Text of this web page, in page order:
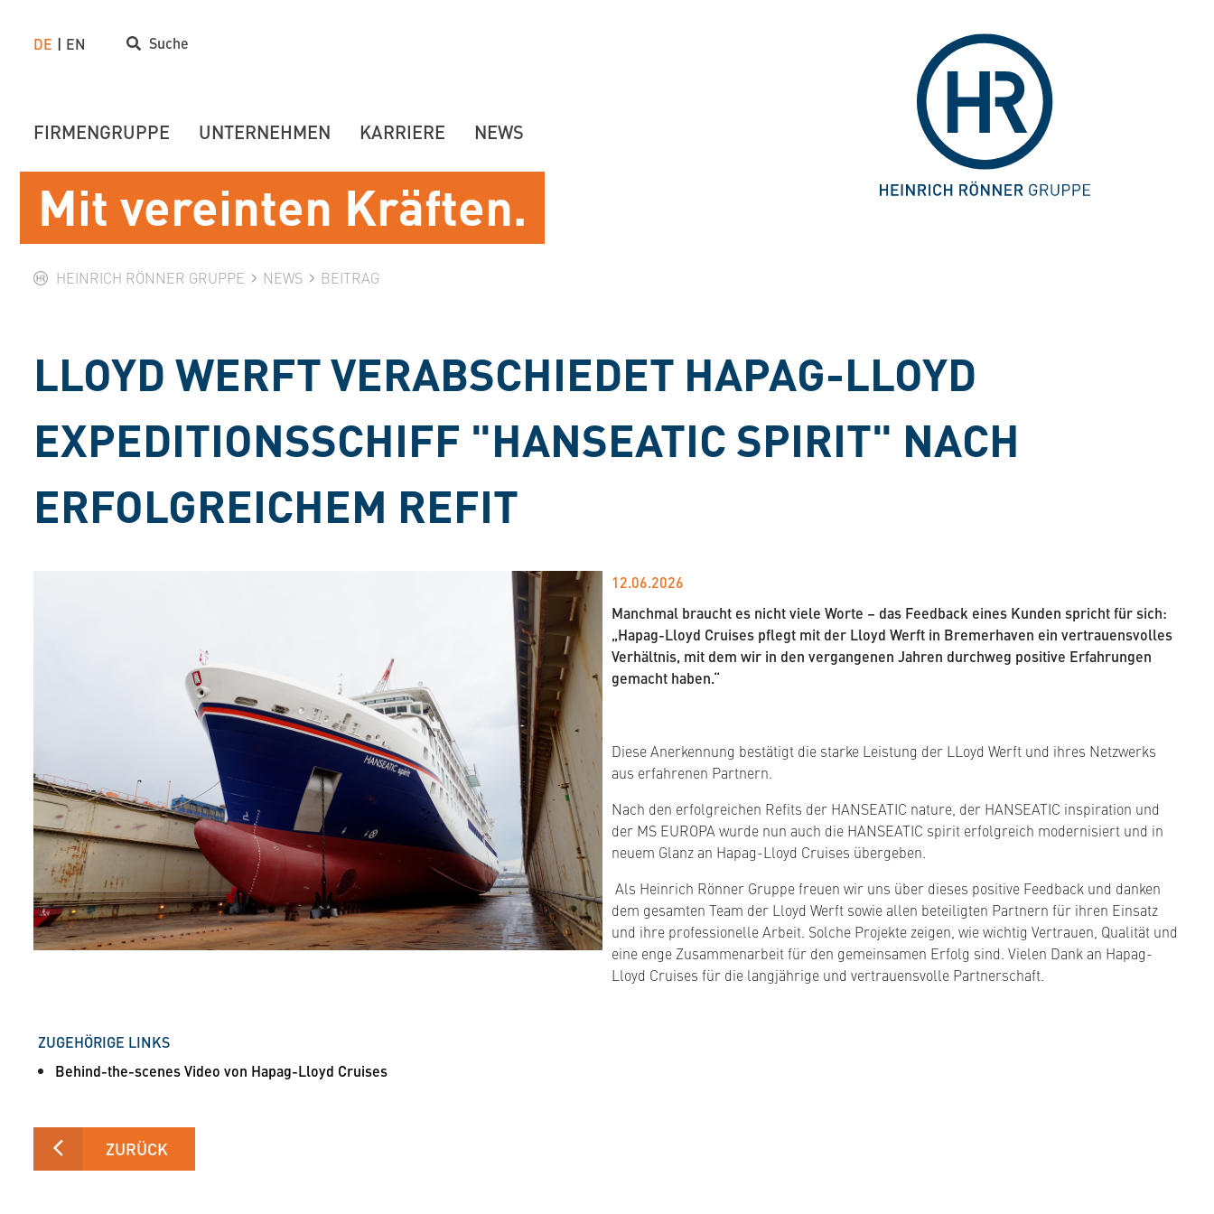
HEINRICH RÖNNER GRUPPE NEWS BEITRAG
LLOYD WERFT VERABSCHIEDET HAPAG-LLOYD
EXPEDITIONSSCHIFF "HANSEATIC SPIRIT" NACH
ERFOLGREICHEM REFIT
12.06.2026
Manchmal braucht es nicht viele Worte – das Feedback eines Kunden spricht für sich:
„Hapag-Lloyd Cruises pflegt mit der Lloyd Werft in Bremerhaven ein vertrauensvolles
Verhältnis, mit dem wir in den vergangenen Jahren durchweg positive Erfahrungen
gemacht haben.“
Diese Anerkennung bestätigt die starke Leistung der LLoyd Werft und ihres Netzwerks
aus erfahrenen Partnern.
Nach den erfolgreichen Refits der HANSEATIC nature, der HANSEATIC inspiration und
der MS EUROPA wurde nun auch die HANSEATIC spirit erfolgreich modernisiert und in
neuem Glanz an Hapag-Lloyd Cruises übergeben.
Als Heinrich Rönner Gruppe freuen wir uns über dieses positive Feedback und danken
dem gesamten Team der Lloyd Werft sowie allen beteiligten Partnern für ihren Einsatz
und ihre professionelle Arbeit. Solche Projekte zeigen, wie wichtig Vertrauen, Qualität und
eine enge Zusammenarbeit für den gemeinsamen Erfolg sind. Vielen Dank an Hapag-
Lloyd Cruises für die langjährige und vertrauensvolle Partnerschaft.
ZUGEHÖRIGE LINKS
Behind-the-scenes Video von Hapag-Lloyd Cruises
ZURÜCK
Mit vereinten Kräften.
DE EN Suche
FIRMENGRUPPE UNTERNEHMEN KARRIERE NEWS